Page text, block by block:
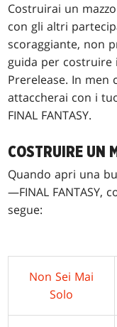
Costruirai un
con gli altri
scoraggiante, non
guida per costruire
Prerelease. In men
attaccherai con i
FINAL FANTASY.
COSTRUIRE UN
Quando apri una
—FINAL FANTASY,
segue:
Non Sei Mai
Solo